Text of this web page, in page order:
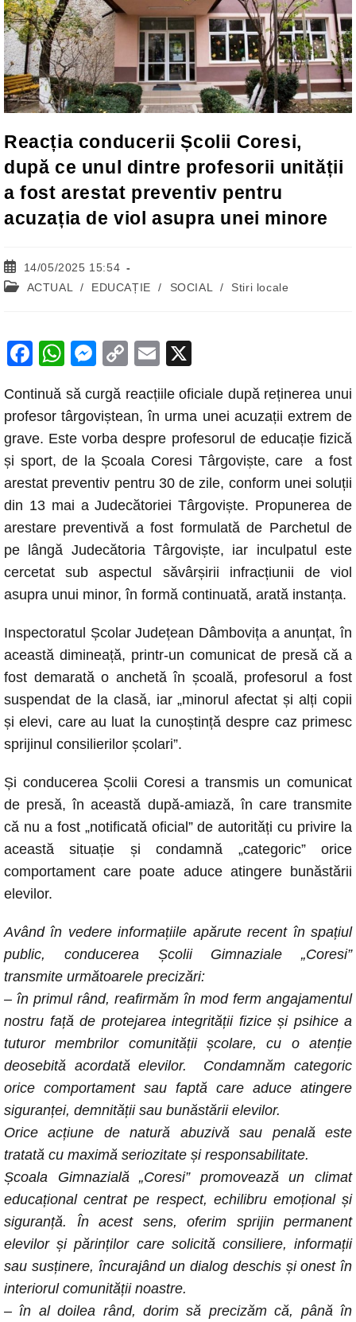
Reacția conducerii Școlii Coresi,
după ce unul dintre profesorii unității
a fost arestat preventiv pentru
acuzația de viol asupra unei minore
Post
published:
14/05/2025 15:54
Post ACTUAL / EDUCAȚIE / SOCIAL / Stiri locale
F
c
e
b
o
o
k
W
at
s
A
p
p
M
ss
e
n
g
er
C
p
y
Li
n
k
E
ail
Continuă să curgă reacțiile oficiale după reținerea unui
profesor târgoviștean, în urma unei acuzații extrem de
grave. Este vorba despre profesorul de educație fizică
și sport, de la Școala Coresi Târgoviște, care a fost
arestat preventiv pentru 30 de zile, conform unei soluții
din 13 mai a Judecătoriei Târgoviște. Propunerea de
arestare preventivă a fost formulată de Parchetul de
pe lângă Judecătoria Târgoviște, iar inculpatul este
cercetat sub aspectul săvârșirii infracțiunii de viol
asupra unui minor, în formă continuată, arată instanța.
Inspectoratul Școlar Județean Dâmbovița a anunțat, în
această dimineață, printr-un comunicat de presă că a
fost demarată o anchetă în școală, profesorul a fost
suspendat de la clasă, iar „minorul afectat și alți copii
și elevi, care au luat la cunoștință despre caz primesc
sprijinul consilierilor școlari”.
Și conducerea Școlii Coresi a transmis un comunicat
de presă, în această după-amiază, în care transmite
că nu a fost „notificată oficial” de autorități cu privire la
această situație și condamnă „categoric” orice
comportament care poate aduce atingere bunăstării
elevilor.
Având în vedere informațiile apărute recent în spațiul
public, conducerea Școlii Gimnaziale „Coresi”
transmite următoarele precizări:
– în primul rând, reafirmăm în mod ferm angajamentul
nostru față de protejarea integrității fizice și psihice a
tuturor membrilor comunității școlare, cu o atenție
deosebită acordată elevilor. Condamnăm categoric
orice comportament sau faptă care aduce atingere
siguranței, demnității sau bunăstării elevilor.
Orice acțiune de natură abuzivă sau penală este
tratată cu maximă seriozitate și responsabilitate.
Școala Gimnazială „Coresi” promovează un climat
educațional centrat pe respect, echilibru emoțional și
siguranță. În acest sens, oferim sprijin permanent
elevilor și părinților care solicită consiliere, informații
sau susținere, încurajând un dialog deschis și onest în
interiorul comunității noastre.
– în al doilea rând, dorim să precizăm că, până în